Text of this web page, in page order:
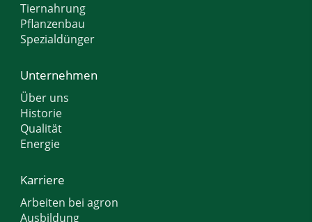
Tiernahrung
Pflanzenbau
Spezialdünger
Unternehmen
Über uns
Historie
Qualität
Energie
Karriere
Arbeiten bei agron
Ausbildung